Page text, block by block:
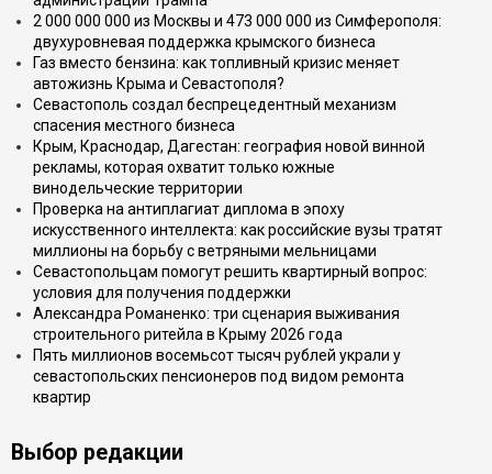
2 000 000 000 из Москвы и 473 000 000 из Симферополя:
двухуровневая поддержка крымского бизнеса
Газ вместо бензина: как топливный кризис меняет
автожизнь Крыма и Севастополя?
Севастополь создал беспрецедентный механизм
спасения местного бизнеса
Крым, Краснодар, Дагестан: география новой винной
рекламы, которая охватит только южные
винодельческие территории
Проверка на антиплагиат диплома в эпоху
искусственного интеллекта: как российские вузы тратят
миллионы на борьбу с ветряными мельницами
Севастопольцам помогут решить квартирный вопрос:
условия для получения поддержки
Александра Романенко: три сценария выживания
строительного ритейла в Крыму 2026 года
Пять миллионов восемьсот тысяч рублей украли у
севастопольских пенсионеров под видом ремонта
квартир
Выбор редакции